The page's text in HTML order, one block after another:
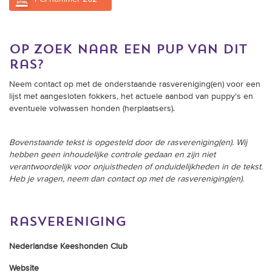
op zoek naar een pup van dit
ras?
Neem contact op met de onderstaande rasvereniging(en) voor een
lijst met aangesloten fokkers, het actuele aanbod van puppy's en
eventuele volwassen honden (herplaatsers).
Bovenstaande tekst is opgesteld door de rasvereniging(en). Wij
hebben geen inhoudelijke controle gedaan en zijn niet
verantwoordelijk voor onjuistheden of onduidelijkheden in de tekst.
Heb je vragen, neem dan contact op met de rasvereniging(en).
rasvereniging
Nederlandse Keeshonden Club
Website